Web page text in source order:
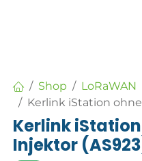
Shop
LoRaWAN
Kerlink iStation
Kerlink
Injektor